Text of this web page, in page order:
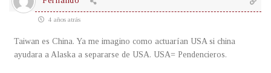
4 años atrás
Taiwan es China. Ya me imagino como actuarían USA si china
ayudara a Alaska a separarse de USA. USA= Pendencieros.